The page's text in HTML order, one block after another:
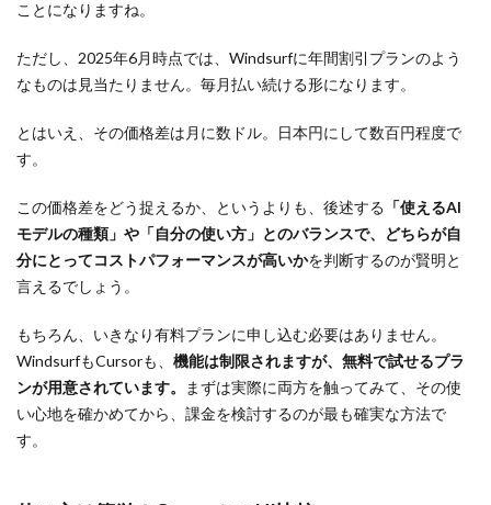
ことになりますね。
ただし、2025年6月時点では、Windsurfに年間割引プランのよう
なものは見当たりません。毎月払い続ける形になります。
とはいえ、その価格差は月に数ドル。日本円にして数百円程度で
す。
この価格差をどう捉えるか、というよりも、後述する 「使えるAI
モデルの種類」や「自分の使い方」とのバランスで、どちらが自
分にとってコストパフォーマンスが高いかを判断するのが賢明と
言えるでしょう。
もちろん、いきなり有料プランに申し込む必要はありません。
WindsurfもCursorも、 機能は制限されますが、無料で試せるプラ
ンが用意されています。
まずは実際に両方を触ってみて、その使
い心地を確かめてから、課金を検討するのが最も確実な方法で
す。